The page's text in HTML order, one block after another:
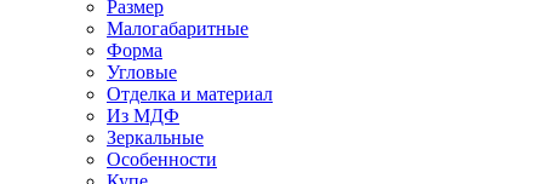
Размер
Малогабаритные
Форма
Угловые
Отделка и материал
Из МДФ
Зеркальные
Особенности